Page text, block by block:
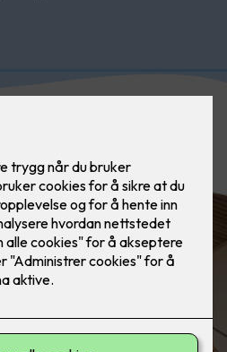
arkitektur eller de
i boligen din